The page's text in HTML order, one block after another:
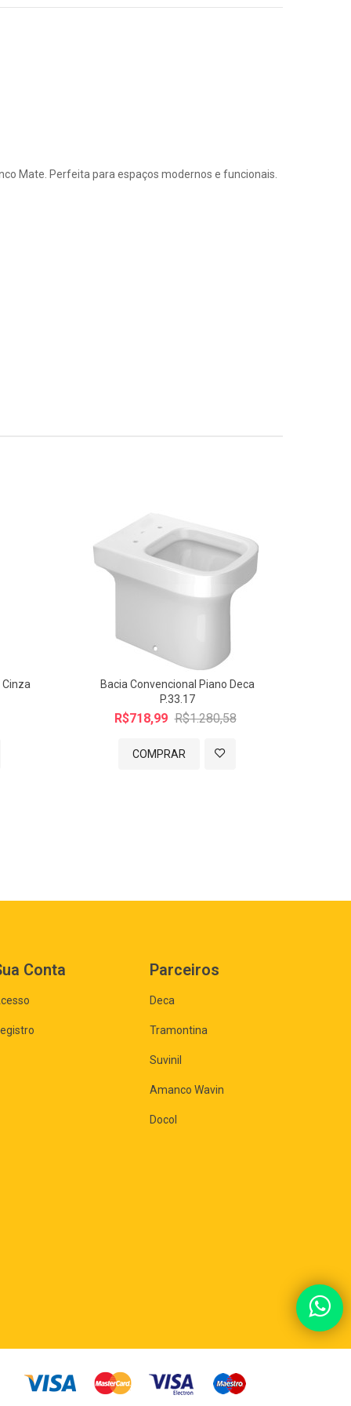
Mate. Perfeita para espaços modernos e funcionais.
Cinza
Bacia Convencional Piano Deca
P.33.17
R$718,99 R$1.280,58
COMPRAR
Conta Parceiros
Deca
Tramontina
Suvinil
Amanco Wavin
Docol